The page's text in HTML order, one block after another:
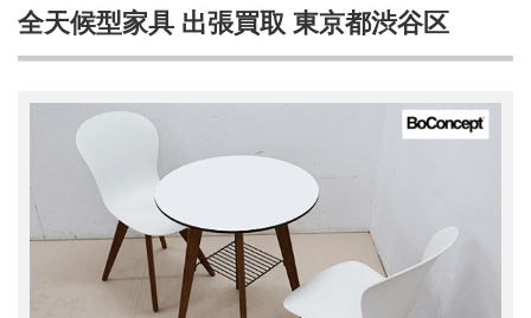
全天候型家具 出張買取 東京都渋谷区